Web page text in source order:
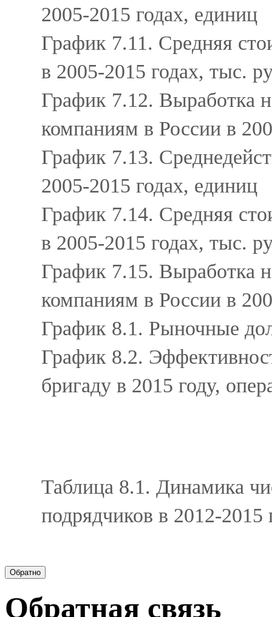
2005-2015 годах, единиц
График 7.11. Средняя
в 2005-2015 годах, тыс.
График 7.12. Выработка
компаниям в России в
График 7.13.
2005-2015 годах, единиц
График 7.14. Средняя
в 2005-2015 годах, тыс.
График 7.15. Выработка
компаниям в России в
График 8.1. Рыночные
График 8.2.
бригаду в 2015 году,
Таблица 8.1. Динамика
подрядчиков в 2012-2015
Обратная связь